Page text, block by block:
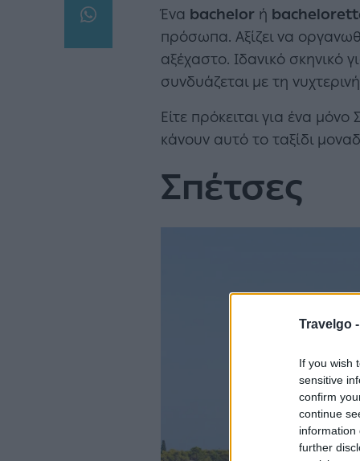
Travelgo -
If you wish
sensitive
confirm
continue
information
further
Ένα bachelor ή
πρόσωπα. Αξίζει να
αξέχαστο. Ιδανικό
συνδυάζεται με τη
Είτε πρόκειται για ένα
κάνουν αυτό το ταξίδι
Σπέτσες